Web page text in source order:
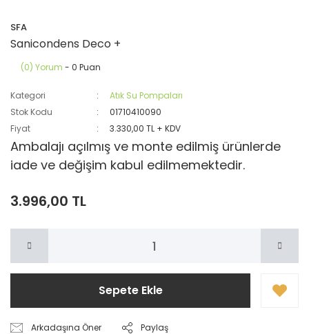
SFA
Sanicondens Deco +
(0) Yorum - 0 Puan
Kategori
Atık Su Pompaları
Stok Kodu
01710410090
Fiyat
3.330,00 TL + KDV
Ambalajı açılmış ve monte edilmiş ürünlerde
iade ve değişim kabul edilmemektedir.
3.996,00 TL
Sepete Ekle
Arkadaşına Öner Paylaş